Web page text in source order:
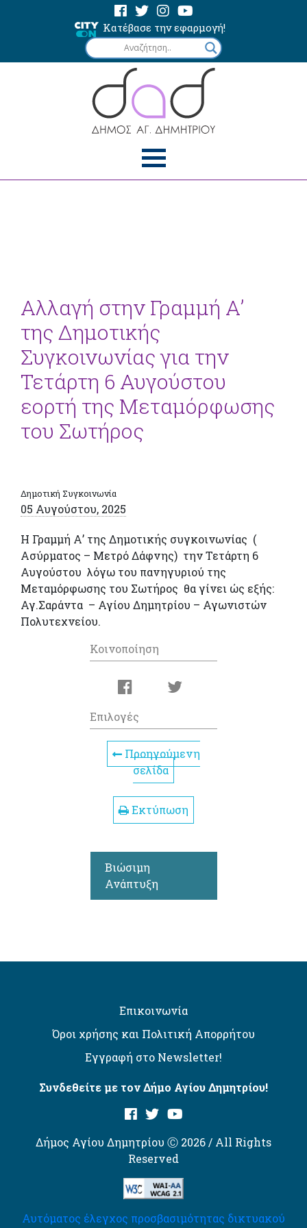
Κατέβασε την εφαρμογή!
Αλλαγή στην Γραμμή Α’
της Δημοτικής
Συγκοινωνίας για την
Τετάρτη 6 Αυγούστου
εορτή της Μεταμόρφωσης
του Σωτήρος
Δημοτική Συγκοινωνία
05 Αυγούστου, 2025
Η Γραμμή Α’ της Δημοτικής συγκοινωνίας (
Ασύρματος – Μετρό Δάφνης) την Τετάρτη 6
Αυγούστου λόγω του πανηγυριού της
Μεταμόρφωσης του Σωτήρος θα γίνει ώς εξής:
Αγ.Σαράντα – Αγίου Δημητρίου – Αγωνιστών
Πολυτεχνείου.
Κοινοποίηση
Επιλογές
Προηγούμενη
σελίδα
Εκτύπωση
Βιώσιμη
Ανάπτυξη
Επικοινωνία
Όροι χρήσης και Πολιτική Απορρήτου
Εγγραφή στο Newsletter!
Συνδεθείτε με τον Δήμο Αγίου Δημητρίου!
Δήμος Αγίου Δημητρίου Ⓒ 2026 / All Rights
Reserved
Αυτόματος έλεγχος προσβασιμότητας δικτυακού